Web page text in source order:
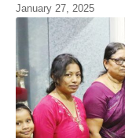
January 27, 2025